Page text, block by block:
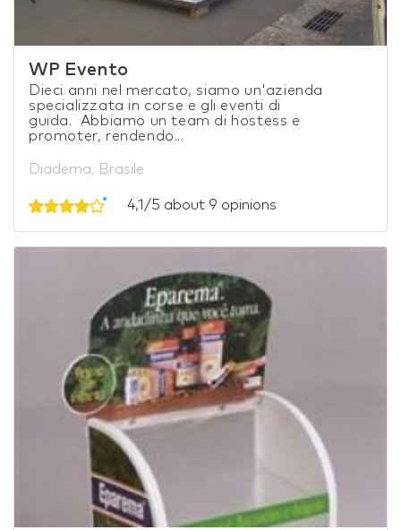
WP Evento
Dieci anni nel mercato, siamo un'azienda
specializzata in corse e gli eventi di
guida. Abbiamo un team di hostess e
promoter, rendendo...
Diadema, Brasile
4,1/5 about 9 opinions